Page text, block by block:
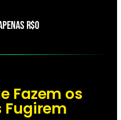
R$0
Fazem os
Fugirem